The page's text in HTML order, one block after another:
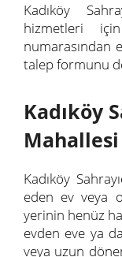
Kadıköy
hizmetleri
numarasından
talep formunu
Kadıköy
Kadıköy
eden ev veya
yerinin henüz
evden eve ya
veya uzun